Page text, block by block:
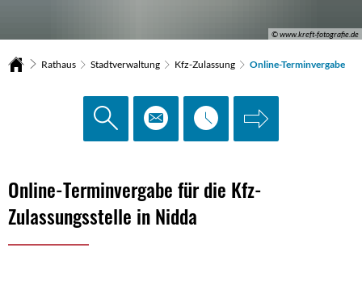
© www.kreft-fotografie.de
Rathaus Stadtverwaltung Kfz-Zulassung Online-Terminvergabe
Online-
Terminvergabe
Online-Terminvergabe für die Kfz-
Zulassungsstelle in Nidda